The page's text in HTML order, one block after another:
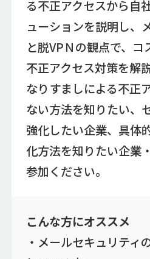
る不正アクセスから自
ューションを説明し、
と脱VPＮの観点で、
不正アクセス対策を解
なりすましによる不正
ない方法を知りたい、
強化したい企業、具体
化方法を知りたい企業
参加ください。
こんな方にオススメ
・メールセキュリティ